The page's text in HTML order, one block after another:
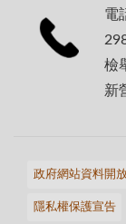
電
檢
新
政府網站資料開
隱私權保護宣告